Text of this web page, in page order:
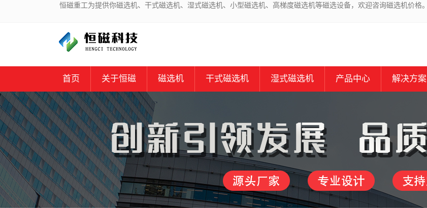
恒磁重工为提供你磁选机、干式磁选机、湿式磁选机、小型磁选机、高梯度磁选机等磁选设备，欢迎咨询磁选机价格。
首页 关于恒磁 磁选机 干式磁选机 湿式磁选机 产品中心 解决方案